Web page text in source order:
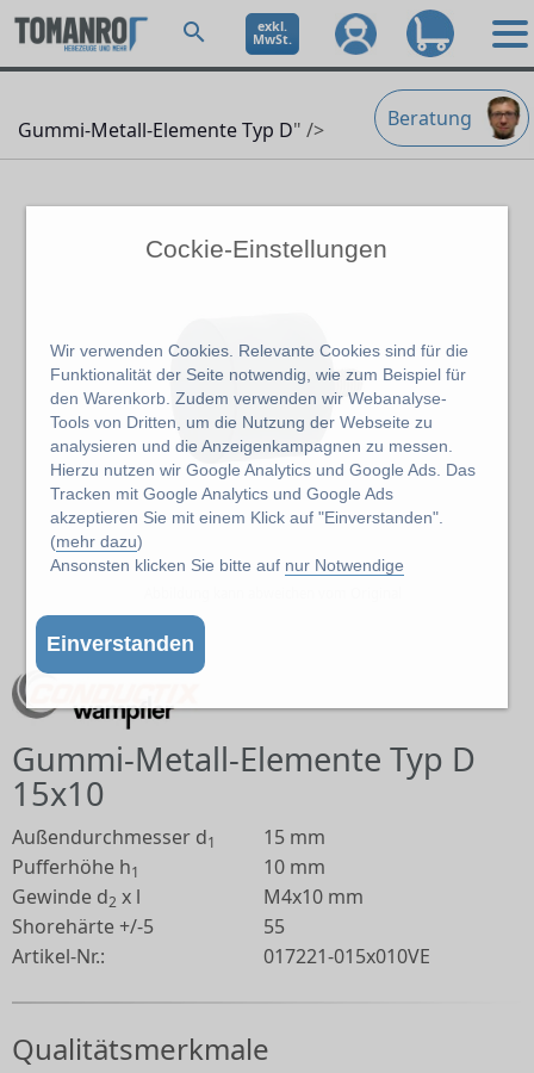
Cockie-Einstellungen
Wir verwenden Cookies. Relevante Cookies sind für die
Funktionalität der Seite notwendig, wie zum Beispiel für
den Warenkorb. Zudem verwenden wir Webanalyse-
Tools von Dritten, um die Nutzung der Webseite zu
analysieren und die Anzeigenkampagnen zu messen.
Hierzu nutzen wir Google Analytics und Google Ads. Das
Tracken mit Google Analytics und Google Ads
akzeptieren Sie mit einem Klick auf "Einverstanden".
(mehr dazu)
Ansonsten klicken Sie bitte auf nur Notwendige
Einverstanden
exkl.
MwSt.
Beratung
Gummi-Metall-Elemente Typ D" />
Gummi-Metall-Elemente Typ D
15x10
Außendurchmesser d1
15 mm
Pufferhöhe h1
10 mm
Gewinde d2 x l
M4x10 mm
Shorehärte +/-5
55
Artikel-Nr.:
017221-015x010VE
Qualitätsmerkmale